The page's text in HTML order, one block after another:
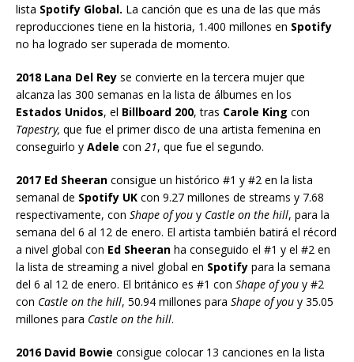
lista Spotify Global. La canción que es una de las que más
reproducciones tiene en la historia, 1.400 millones en Spotify
no ha logrado ser superada de momento.
2018 Lana Del Rey se convierte en la tercera mujer que
alcanza las 300 semanas en la lista de álbumes en los
Estados Unidos, el Billboard 200, tras Carole King con
Tapestry, que fue el primer disco de una artista femenina en
conseguirlo y Adele con 21, que fue el segundo.
2017 Ed Sheeran consigue un histórico #1 y #2 en la lista
semanal de Spotify UK con 9.27 millones de streams y 7.68
respectivamente, con Shape of you y Castle on the hill, para la
semana del 6 al 12 de enero. El artista también batirá el récord
a nivel global con Ed Sheeran ha conseguido el #1 y el #2 en
la lista de streaming a nivel global en Spotify para la semana
del 6 al 12 de enero. El británico es #1 con Shape of you y #2
con Castle on the hill, 50.94 millones para Shape of you y 35.05
millones para Castle on the hill.
2016 David Bowie consigue colocar 13 canciones en la lista